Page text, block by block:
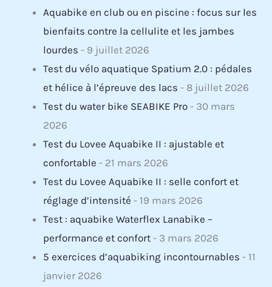
Aquabike en club ou en piscine : focus sur les
bienfaits contre la cellulite et les jambes
lourdes - 9 juillet 2026
Test du vélo aquatique Spatium 2.0 : pédales
et hélice à l’épreuve des lacs - 8 juillet 2026
Test du water bike SEABIKE Pro - 30 mars
2026
Test du Lovee Aquabike II : ajustable et
confortable - 21 mars 2026
Test du Lovee Aquabike II : selle confort et
réglage d’intensité - 19 mars 2026
Test : aquabike Waterflex Lanabike –
performance et confort - 3 mars 2026
5 exercices d’aquabiking incontournables - 11
janvier 2026